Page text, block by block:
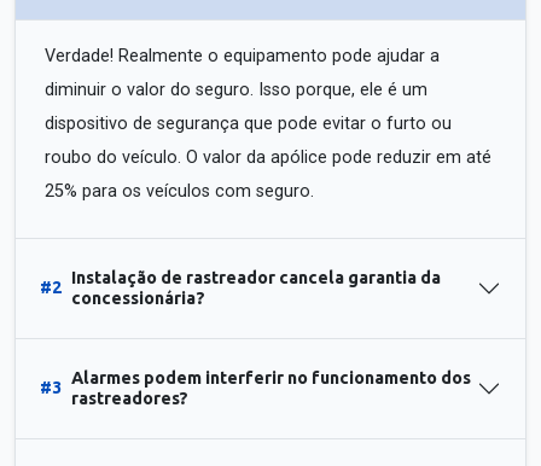
Verdade! Realmente o equipamento pode ajudar a
diminuir o valor do seguro. Isso porque, ele é um
dispositivo de segurança que pode evitar o furto ou
roubo do veículo. O valor da apólice pode reduzir em até
25% para os veículos com seguro.
#2
Instalação de rastreador cancela garantia da
concessionária?
#3
Alarmes podem interferir no funcionamento dos
rastreadores?